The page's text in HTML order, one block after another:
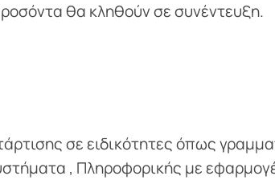
θα κληθούν σε συνέντευξη.
σε ειδικότητες όπως
, Πληροφορικής με